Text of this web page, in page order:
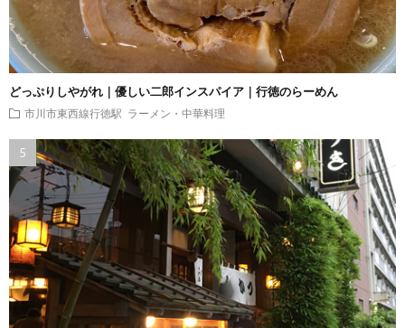
どっぷりしやがれ｜優しい二郎インスパイア｜行徳のらーめん
市川市東西線行徳駅 ラーメン・中華料理